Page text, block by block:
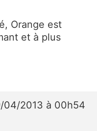
Orange est
et à plus
04/2013 à 00h54